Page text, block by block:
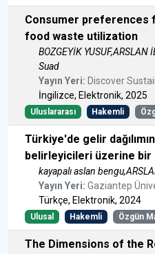
Consumer preferences
food waste utilization
BOZGEYİK
Suad
Yayın Yeri: Discover
İngilizce, Elektronik, 2025
Uluslararası Hakemli
Türkiye'de gelir
belirleyicileri üzerine bir
kayapalı aslan
Yayın Yeri: Gaziantep
Türkçe, Elektronik, 2024
Ulusal Hakemli Özgün
The Dimensions of the